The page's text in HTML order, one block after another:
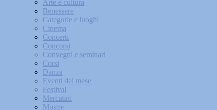
Arte e cultura
Benessere
Categorie e luoghi
Cinema
Concerti
Concorsi
Convegni e seminari
Corsi
Danza
Eventi del mese
Festival
Mercatini
Mostre